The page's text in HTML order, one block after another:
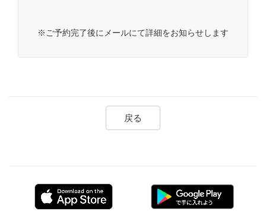
※ご予約完了後にメールにて詳細をお知らせします
戻る